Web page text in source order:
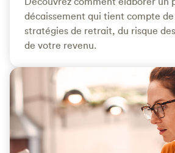
décaissement qui tient compte de
stratégies de retrait, du risque
de votre revenu.